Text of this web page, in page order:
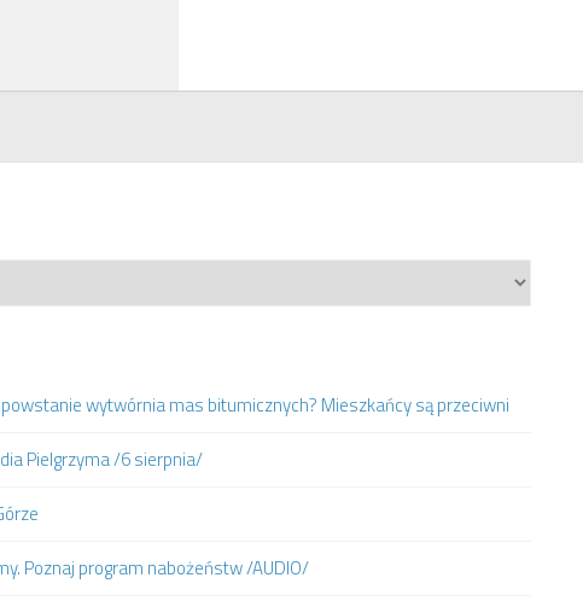
powstanie wytwórnia mas bitumicznych? Mieszkańcy są przeciwni
Pielgrzyma /6 sierpnia/
Poznaj program nabożeństw /AUDIO/